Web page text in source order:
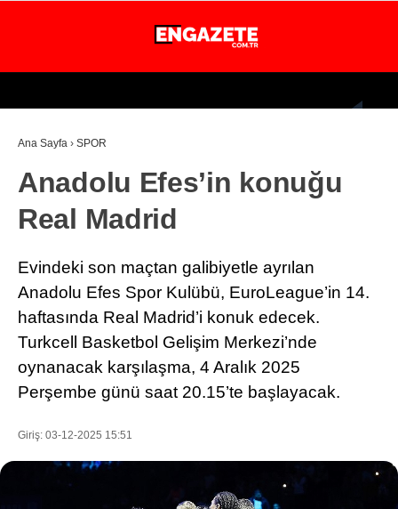
WhatsApp İhbar Hattı
24.4
İSTANBUL
GÜNDEM
EKONOMİ
DÜNYA
SPOR
SAĞLIK
EĞİTİM
Ana Sayfa › SPOR
Anadolu Efes’in konuğu
Real Madrid
Evindeki son maçtan galibiyetle ayrılan
Anadolu Efes Spor Kulübü, EuroLeague’in 14.
haftasında Real Madrid’i konuk edecek.
Turkcell Basketbol Gelişim Merkezi’nde
oynanacak karşılaşma, 4 Aralık 2025
Perşembe günü saat 20.15’te başlayacak.
Giriş: 03-12-2025 15:51